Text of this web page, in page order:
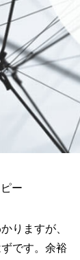
ー
りますが、
です。余裕